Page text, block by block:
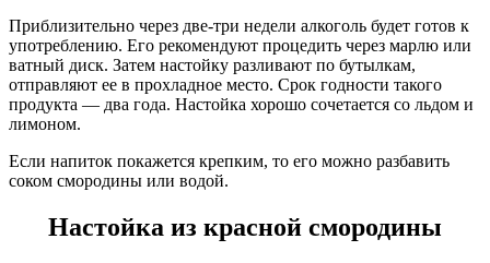
Приблизительно через две-три недели алкоголь будет готов к
употреблению. Его рекомендуют процедить через марлю или
ватный диск. Затем настойку разливают по бутылкам,
отправляют ее в прохладное место. Срок годности такого
продукта — два года. Настойка хорошо сочетается со льдом и
лимоном.
Если напиток покажется крепким, то его можно разбавить
соком смородины или водой.
Настойка из красной смородины